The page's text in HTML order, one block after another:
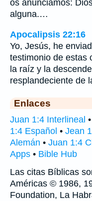
os anunciamos:
alguna.…
Apocalipsis 22:16
Yo, Jesús, he
testimonio de estas
la raíz y la
resplandeciente de
Enlaces
Juan 1:4 Interlineal •
1:4 Español • Jean
Alemán • Juan 1:4
Apps • Bible Hub
Las citas Bíblicas
Américas © 1986,
Foundation, La